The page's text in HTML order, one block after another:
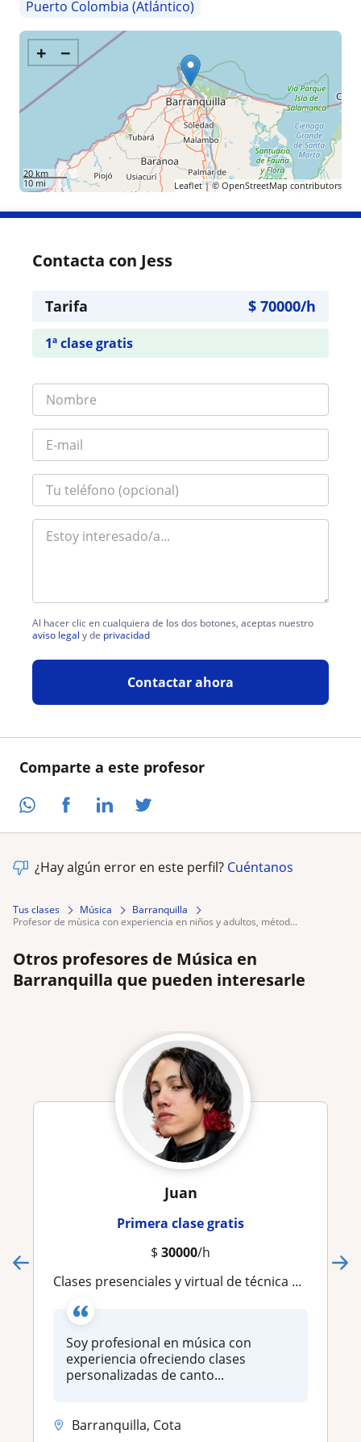
Comparte a este profesor
Puerto Colombia (Atlántico)
+ −
20 km
10 mi
Leaflet| © OpenStreetMap contributors
Contacta con Jess
Tarifa $ 70000/h
1ª clase gratis
Al hacer clic en cualquiera de los dos botones, aceptas nuestro
aviso legal y de privacidad
Contactar ahora
¿Hay algún error en este perfil? Cuéntanos
Tus clases Música
Barranquilla
profesor de mùsica con experiencia en niños y adultos, métod...
Otros profesores de Música en
Barranquilla que pueden interesarle
Juan
Primera clase gratis
$ 30000/h
Clases presenciales y virtual de técnica vocal y guitarra
Soy profesional en música con
experiencia ofreciendo clases
personalizadas de canto...
Barranquilla, Cota